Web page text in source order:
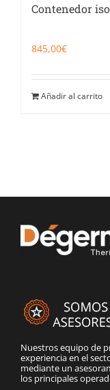
Contenedor
845,00€
Añadir al carrito
Nuestros equipo de
experiencia en el
mediante un
los principales